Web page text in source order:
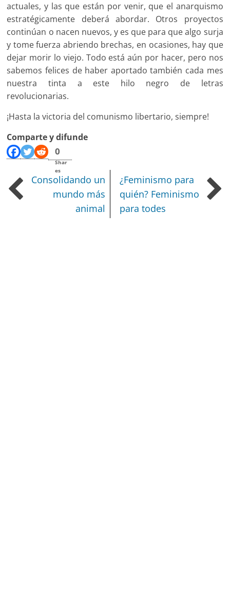
actuales, y las que están por venir, que el anarquismo
estratégicamente deberá abordar. Otros proyectos
continúan o nacen nuevos, y es que para que algo surja
y tome fuerza abriendo brechas, en ocasiones, hay que
dejar morir lo viejo. Todo está aún por hacer, pero nos
sabemos felices de haber aportado también cada mes
nuestra tinta a este hilo negro de letras
revolucionarias.
¡Hasta la victoria del comunismo libertario, siempre!
Comparte y difunde
0
Shar
es
Consolidando un
mundo más
animal
¿Feminismo para
quién? Feminismo
para todes